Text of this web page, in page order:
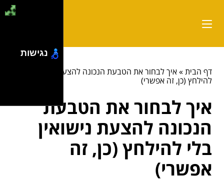
דף הבית»איך לבחור את הטבעת הנכונה להצעת נישואין בלי
להילחץ (כן, זה אפשרי)
איך לבחור את הטבעת
הנכונה להצעת נישואין
בלי להילחץ (כן, זה
אפשרי)
נגישות